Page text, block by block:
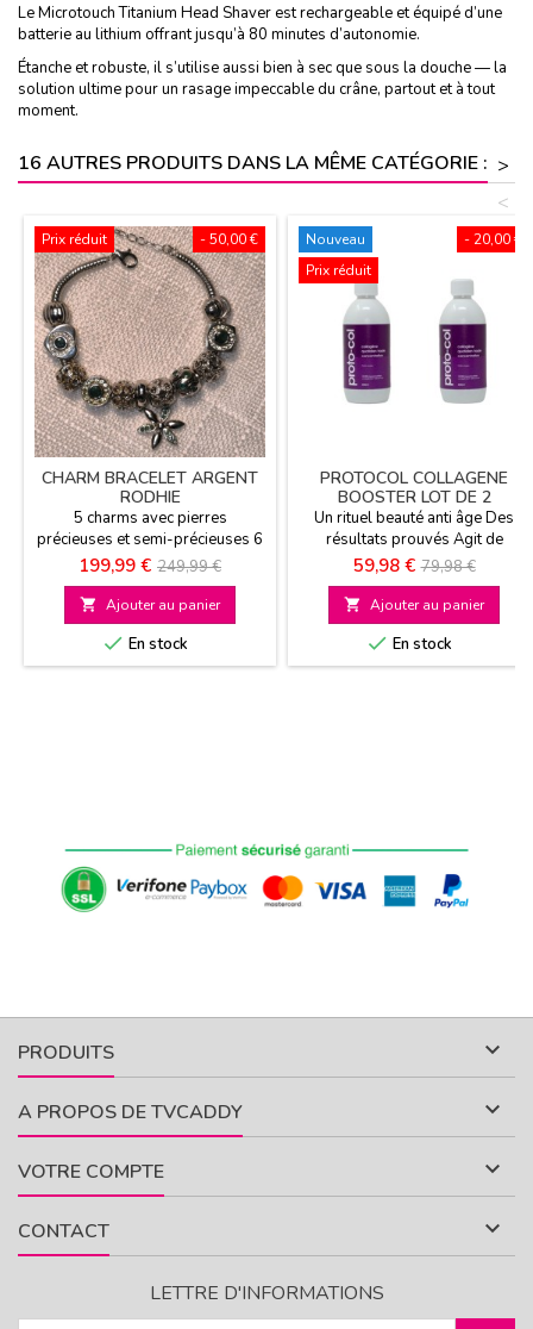
Le Microtouch Titanium Head Shaver est rechargeable et équipé d’une
batterie au lithium offrant jusqu’à 80 minutes d’autonomie.
Étanche et robuste, il s’utilise aussi bien à sec que sous la douche — la
solution ultime pour un rasage impeccable du crâne, partout et à tout
moment.
16 AUTRES PRODUITS DANS LA MÊME CATÉGORIE : >
<
- 50,00 €
Prix réduit
CHARM BRACELET ARGENT
RODHIE
5 charms avec pierres
précieuses et semi-précieuses 6
charms ajourés et stoppeurs
Bracelet argent 925 rhodié 1
bracelet argent en cadeau
Prix
199,99 € Prix
de
base
249,99 €
 Ajouter au panier
 En stock
- 20,00 €
Nouveau
Prix réduit
PROTOCOL COLLAGENE
BOOSTER LOT DE 2
Un rituel beauté anti âge Des
résultats prouvés Agit de
l'intérieur et de l'extérieur
Augment la production de
collagène Collagène d'origine
bovine
Prix
59,98 € Prix
de
base
79,98 €
 Ajouter au panier
 En stock
PRODUITS 
A PROPOS DE TVCADDY 
VOTRE COMPTE 
CONTACT 
LETTRE D'INFORMATIONS